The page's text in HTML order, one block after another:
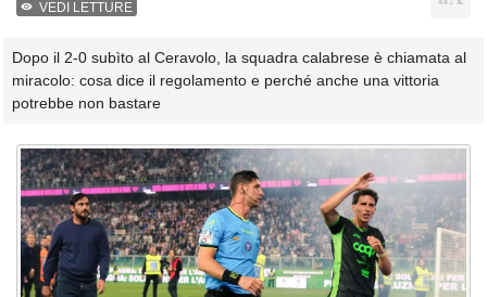
VEDI LETTURE
Dopo il 2-0 subìto al Ceravolo, la squadra calabrese è chiamata al
miracolo: cosa dice il regolamento e perché anche una vittoria
potrebbe non bastare